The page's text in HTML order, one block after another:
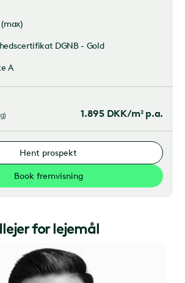
max)
DGNB - Gold
A
) 1.895 DKK/m² p.a.
Hent prospekt
Book fremvisning
for lejemål